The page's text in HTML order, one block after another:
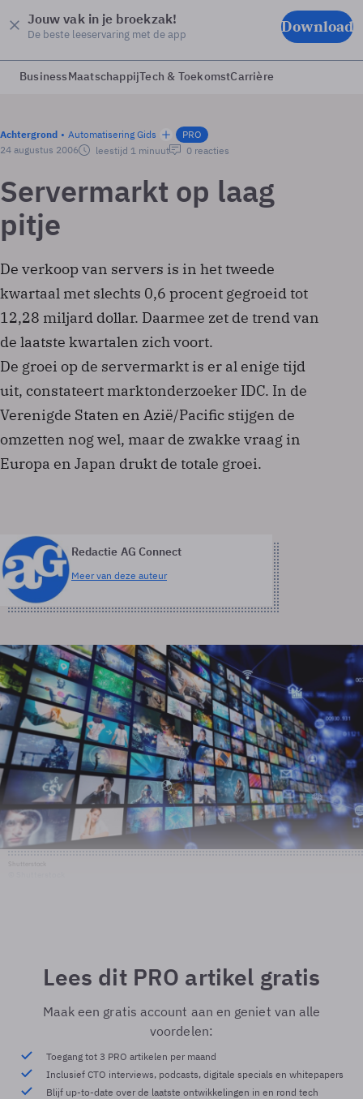
Jouw vak in je broekzak!
De beste leeservaring met de app Download
BusinessMaatschappijTech & ToekomstCarrière
Achtergrond Automatisering Gids
PRO
24 augustus 2006
leestijd 1 minuut 0 reacties
Servermarkt op laag
pitje
De verkoop van servers is in het tweede
kwartaal met slechts 0,6 procent gegroeid tot
12,28 miljard dollar. Daarmee zet de trend van
de laatste kwartalen zich voort.
De groei op de servermarkt is er al enige tijd
uit, constateert marktonderzoeker IDC. In de
Verenigde Staten en Azië/Pacific stijgen de
omzetten nog wel, maar de zwakke vraag in
Europa en Japan drukt de totale groei.
Redactie AG Connect
Meer van deze auteur
Lees dit PRO artikel gratis
Maak een gratis account aan en geniet van alle
voordelen:
Toegang tot 3 PRO artikelen per maand
Inclusief CTO interviews, podcasts, digitale specials en whitepapers
Blijf up-to-date over de laatste ontwikkelingen in en rond tech